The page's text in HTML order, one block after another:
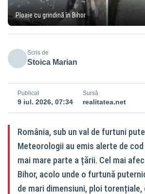
Ploaie cu grindină în Bihor
Scris de
Stoica Marian
Publicat
9 iul. 2026, 07:34
Sursă
realitatea.net
România, sub un val de furtuni
Meteorologii au emis alerte de
mai mare parte a țării. Cel mai
Bihor, acolo unde o furtună
de mari dimensiuni, ploi torențiale,